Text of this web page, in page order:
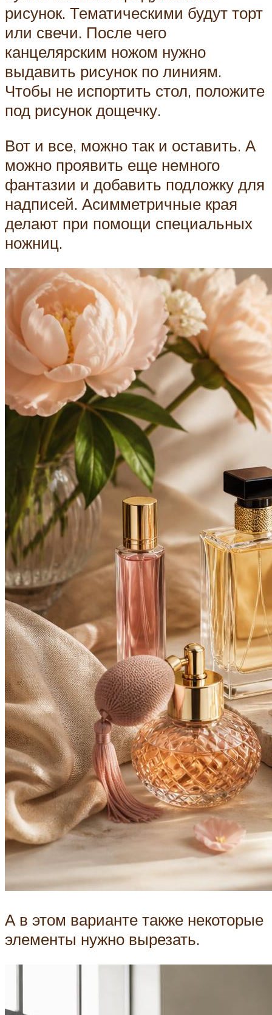
рисунок. Тематическими будут торт
или свечи. После чего
канцелярским ножом нужно
выдавить рисунок по линиям.
Чтобы не испортить стол, положите
под рисунок дощечку.
Вот и все, можно так и оставить. А
можно проявить еще немного
фантазии и добавить подложку для
надписей. Асимметричные края
делают при помощи специальных
ножниц.
А в этом варианте также некоторые
элементы нужно вырезать.